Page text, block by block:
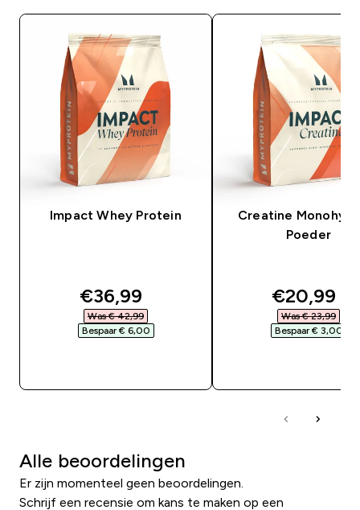
Impact Whey Protein
discounted price
€36,99‎
Was € 42,99‎
Bespaar € 6,00‎
Creatine
Poeder
€20,99‎
Was € 23,99‎
Bespaar € 3,00‎
Alle beoordelingen
Er zijn momenteel geen beoordelingen.
Schrijf een recensie om kans te maken op een